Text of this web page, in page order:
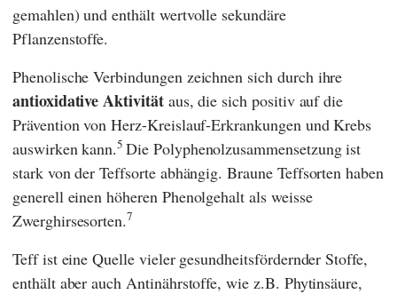
gemahlen) und enthält wertvolle sekundäre
Pflanzenstoffe.
Phenolische Verbindungen zeichnen sich durch ihre
antioxidative Aktivitätaus, die sich positiv auf die
Prävention von Herz-Kreislauf-Erkrankungen und Krebs
auswirken kann.5Die Polyphenolzusammensetzung ist
stark von der Teffsorte abhängig. Braune Teffsorten haben
generell einen höheren Phenolgehalt als weisse
Zwerghirsesorten.7
Teff ist eine Quelle vieler gesundheitsfördernder Stoffe,
enthält aber auch Antinährstoffe, wie z.B. Phytinsäure,